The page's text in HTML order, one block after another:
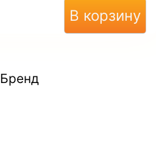
В корзину
Бренд